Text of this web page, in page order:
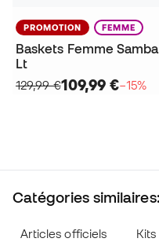
PROMOTION FEMME
Baskets Femme Samba
Lt
129,99 €109,99 €−15%
Catégories similaires:
Articles officiels